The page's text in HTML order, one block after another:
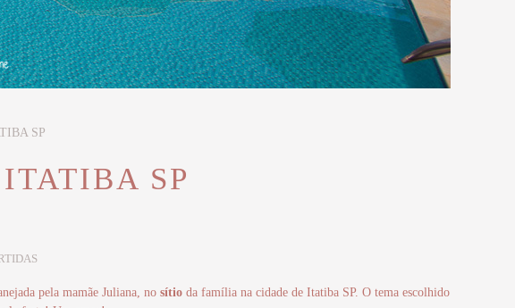
SP
SP
pela mamãe Juliana, no sítio da família na cidade de Itatiba SP. O tema escolhido